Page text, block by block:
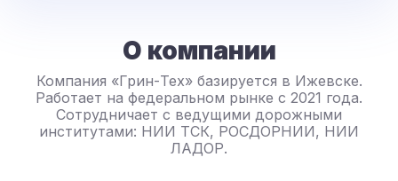
О компании
Компания «Грин-Тех» базируется в Ижевске.
Работает на федеральном рынке с 2021 года.
Сотрудничает с ведущими дорожными
институтами: НИИ ТСК, РОСДОРНИИ, НИИ
ЛАДОР.